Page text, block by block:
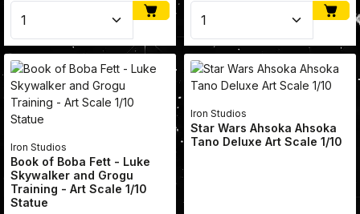
Produkt Anzahl: Gib den gewünschten Wert ein
Produkt Anzahl: Gib
Iron Studios
Book of Boba Fett - Luke
Skywalker and Grogu
Training - Art Scale 1/10
Statue
Iron Studios
Star Wars Ahsoka Ahsoka
Tano Deluxe Art Scale 1/10